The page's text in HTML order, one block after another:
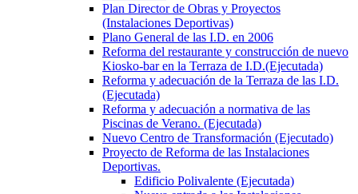
Plan Director de Obras y Proyectos
(Instalaciones Deportivas)
Plano General de las I.D. en 2006
Reforma del restaurante y construcción de nuevo
Kiosko-bar en la Terraza de I.D.(Ejecutada)
Reforma y adecuación de la Terraza de las I.D.
(Ejecutada)
Reforma y adecuación a normativa de las
Piscinas de Verano. (Ejecutada)
Nuevo Centro de Transformación (Ejecutado)
Proyecto de Reforma de las Instalaciones
Deportivas.
Edificio Polivalente (Ejecutada)